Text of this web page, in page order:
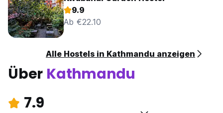
9.9
Ab €22.10
Alle Hostels in Kathmandu anzeigen
Über Kathmandu
7.9